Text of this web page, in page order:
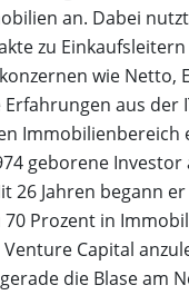
an. Dabei
zu
wie Netto,
Erfahrungen aus der
Immobilienbereich
geborene Investor
26 Jahren begann
Prozent in
Capital
die Blase am